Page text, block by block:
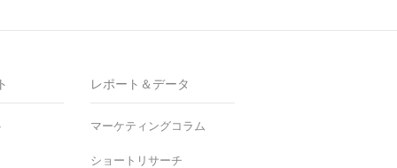
レポート＆データ
マーケティングコラム
ショートリサーチ